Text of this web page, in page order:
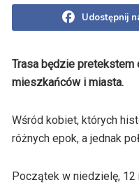
Udostępnij
Trasa będzie pretekstem
mieszkańców i miasta.
Wśród kobiet, których
różnych epok, a jednak
Początek w niedzielę, 12